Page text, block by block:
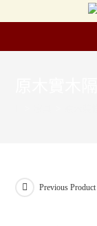
Previous Product